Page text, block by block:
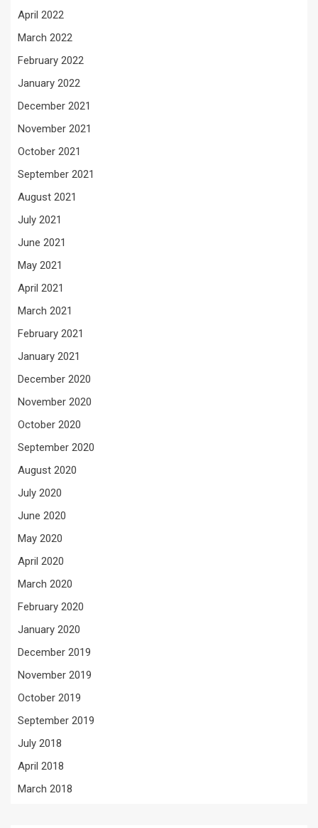
April 2022
March 2022
February 2022
January 2022
December 2021
November 2021
October 2021
September 2021
August 2021
July 2021
June 2021
May 2021
April 2021
March 2021
February 2021
January 2021
December 2020
November 2020
October 2020
September 2020
August 2020
July 2020
June 2020
May 2020
April 2020
March 2020
February 2020
January 2020
December 2019
November 2019
October 2019
September 2019
July 2018
April 2018
March 2018